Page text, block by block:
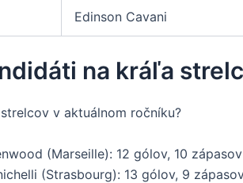
Edinson Cavani
na kráľa
v aktuálnom ročníku?
(Marseille): 12 gólov, 10 zápasov
(Strasbourg): 13 gólov, 9